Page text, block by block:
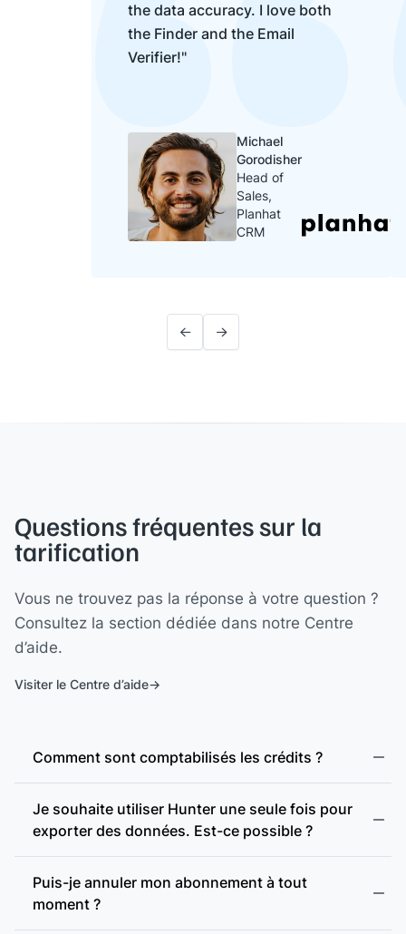
the data accuracy. I love both
the Finder and the Email
Verifier!"
Michael
Gorodisher
Head of
Sales,
Planhat
CRM
Questions fréquentes sur la
tarification
Vous ne trouvez pas la réponse à votre question ?
Consultez la section dédiée dans notre Centre
d’aide.
Visiter le Centre d’aide
Comment sont comptabilisés les crédits ?
Email Finder
Domain Search
Email Verifier
Bulk Email Verifier
Je souhaite utiliser Hunter une seule fois pour
exporter des données. Est-ce possible ?
Puis-je annuler mon abonnement à tout
moment ?